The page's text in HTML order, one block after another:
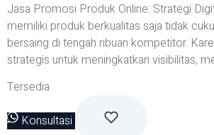
Jasa Promosi Produk Online: Strategi
memiliki produk berkualitas saja tidak
bersaing di tengah ribuan kompetitor.
strategis untuk meningkatkan visibilitas,
Tersedia
Konsultasi